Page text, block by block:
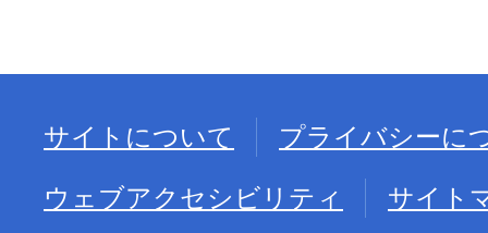
サイトについて
プライバシーに
ウェブアクセシビリティ
サイト